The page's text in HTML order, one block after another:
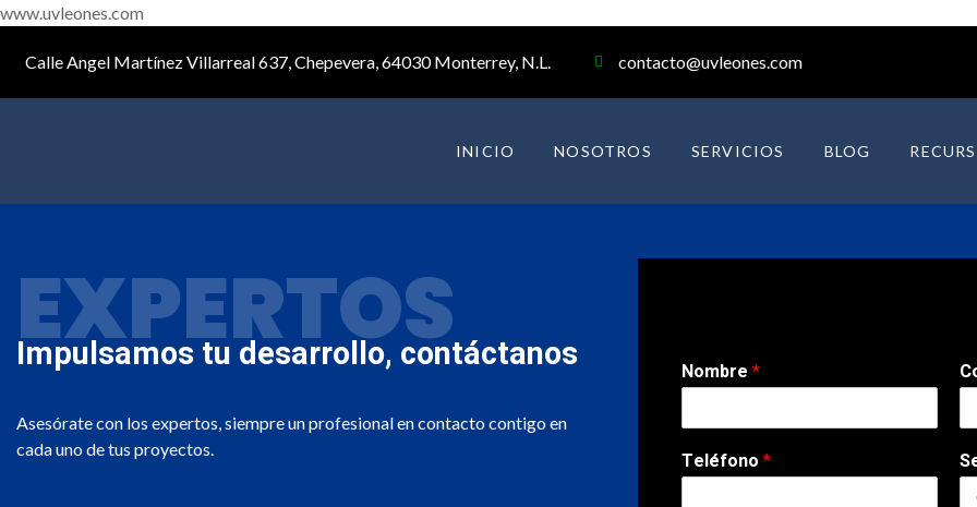
www.uvleones.com
Calle Angel Martínez Villarreal 637, Chepevera, 64030 Monterrey, N.L. contacto@uvleones.com
INICIO NOSOTROS SERVICIOS BLOG
EXPERTOS
Impulsamos tu desarrollo, contáctanos
Asesórate con los expertos, siempre un profesional en contacto contigo en
cada uno de tus proyectos.
Nombre *
Teléfono *